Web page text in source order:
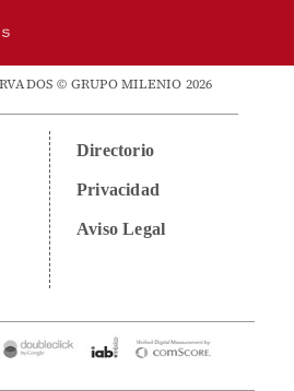
© GRUPO MILENIO 2026
Directorio
Privacidad
Aviso Legal